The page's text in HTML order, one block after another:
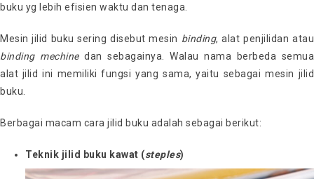
buku yg lebih efisien waktu dan tenaga.
Mesin jilid buku sering disebut mesin binding, alat penjilidan atau
binding mechinedan sebagainya. Walau nama berbeda semua
alat jilid ini memiliki fungsi yang sama, yaitu sebagai mesin jilid
buku.
Berbagai macam cara jilid buku adalah sebagai berikut:
Teknik jilid buku kawat (steples)